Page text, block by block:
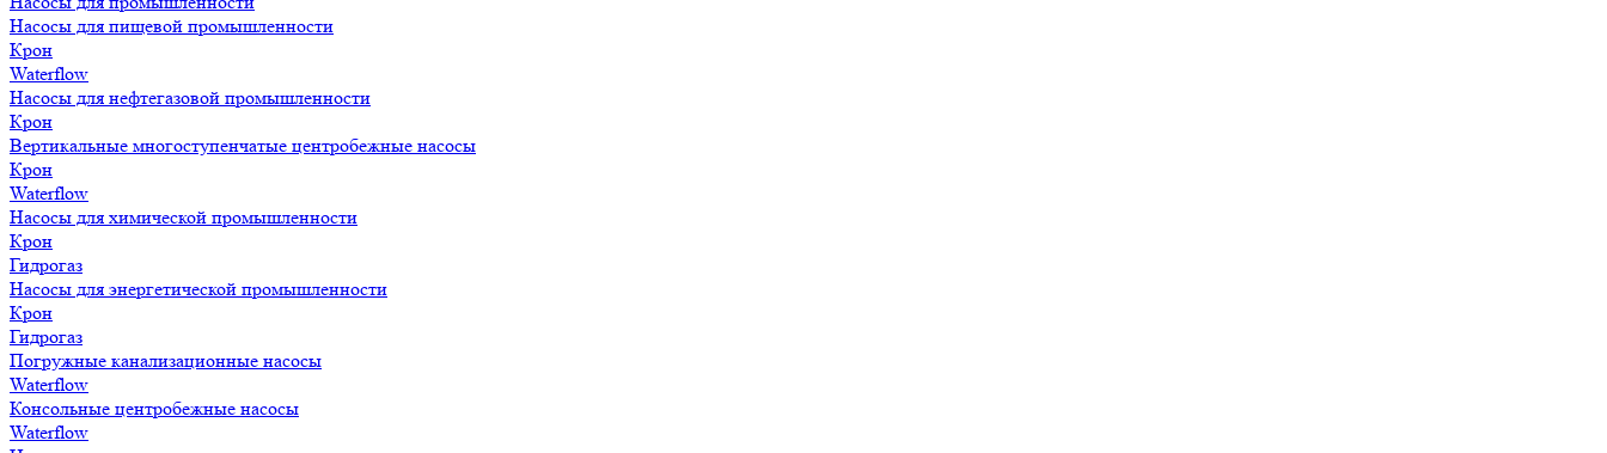
Насосы для пищевой промышленности
Крон
Waterflow
Насосы для нефтегазовой промышленности
Крон
Вертикальные многоступенчатые центробежные насосы
Крон
Waterflow
Насосы для химической промышленности
Крон
Гидрогаз
Насосы для энергетической промышленности
Крон
Гидрогаз
Погружные канализационные насосы
Waterflow
Консольные центробежные насосы
Waterflow